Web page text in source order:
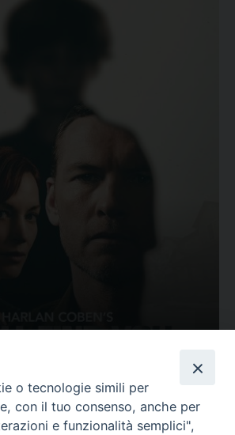
Sentimenti, Carcere...
o tecnologie simili per
con il tuo consenso, anche per
e funzionalità semplici",